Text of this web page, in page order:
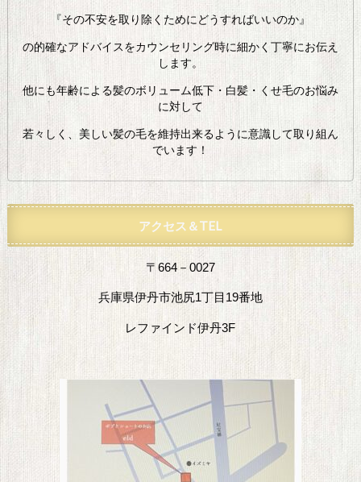
『その不安を取り除くためにどうすればいいのか』
の的確なアドバイスをカウンセリング時に細かく丁寧にお伝え
します。
他にも年齢による髪のボリューム低下・白髪・くせ毛のお悩み
に対して
若々しく、美しい髪の毛を維持出来るように意識して取り組ん
でいます！
アクセス＆TEL
〒664－0027
兵庫県伊丹市池尻1丁目19番地
レファインド伊丹3F